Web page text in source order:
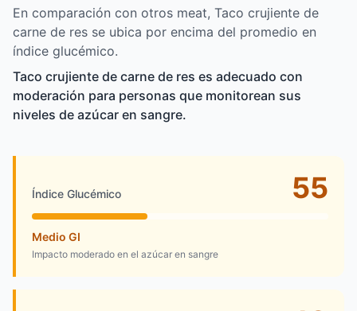
En comparación con otros meat, Taco crujiente de
carne de res se ubica por encima del promedio en
índice glucémico.
Taco crujiente de carne de res es adecuado con
moderación para personas que monitorean sus
niveles de azúcar en sangre.
Índice Glucémico 55
Medio GI
Impacto moderado en el azúcar en sangre